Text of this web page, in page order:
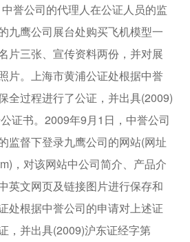
公司的代理人在公证人员的监
九鹰公司展台处购买飞机模型一
片三张、宣传资料两份，并对展
片。上海市黄浦公证处根据中誉
全过程进行了公证，并出具(2009)
证书。2009年9月1日，中誉公司
监督下登录九鹰公司的网站(网址
，对该网站中公司简介、产品介
英文网页及链接图片进行保存和
处根据中誉公司的申请对上述证
，并出具(2009)沪东证经字第